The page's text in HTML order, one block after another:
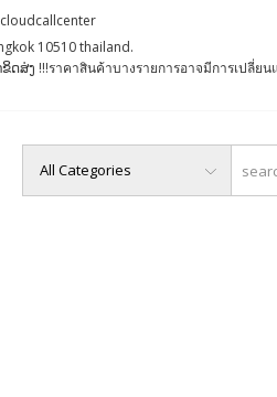
10510 thailand.
ສ່ງ !!!ราคาสินค้าบางรายการอาจมีการเปลี่ย